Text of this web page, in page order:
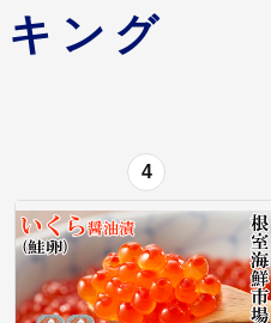
かに焦点を当てたプロジェクトで
化に伴う廃止・縮小・統合・再配
ング
4